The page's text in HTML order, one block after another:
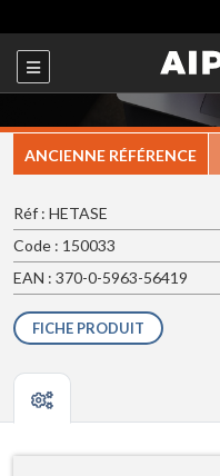
ANCIENNE RÉFÉRENCE
Réf : HETASE
Code : 150033
EAN : 370-0-5963-56419
FICHE PRODUIT